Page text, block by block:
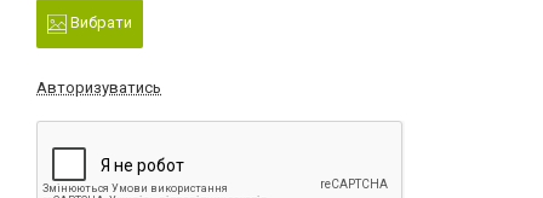
Вибрати
Авторизуватись